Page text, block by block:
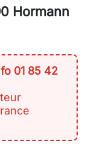
Hormann
01 85 42